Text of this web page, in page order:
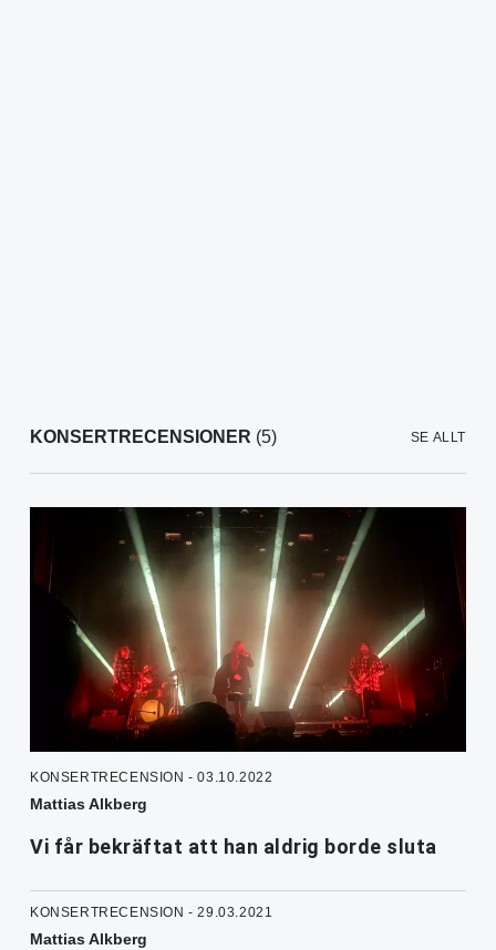
KONSERTRECENSIONER (5) SE ALLT
KONSERTRECENSION - 03.10.2022
Mattias Alkberg
Vi får bekräftat att han aldrig borde sluta
KONSERTRECENSION - 29.03.2021
Mattias Alkberg